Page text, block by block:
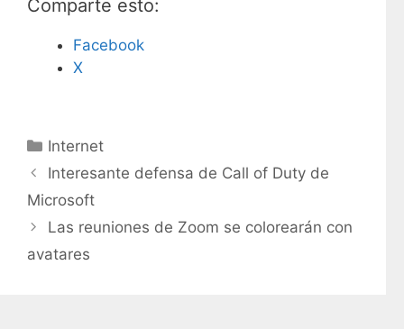
Comparte esto:
Facebook
X
C
a
e
g
o
Internet
Interesante defensa de Call of Duty de
Microsoft
Las reuniones de Zoom se colorearán con
avatares